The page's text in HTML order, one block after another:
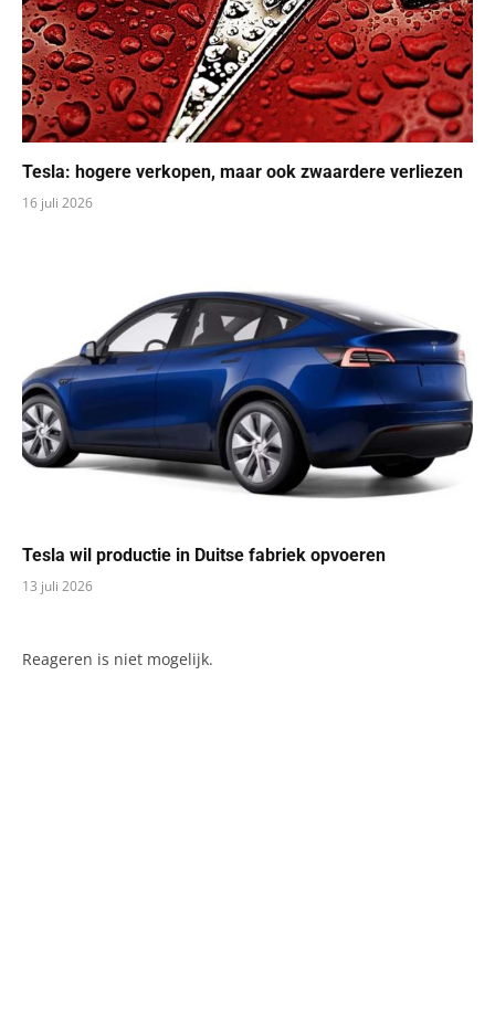
Tesla: hogere verkopen, maar ook zwaardere verliezen
16 juli 2026
Tesla wil productie in Duitse fabriek opvoeren
13 juli 2026
Reageren is niet mogelijk.